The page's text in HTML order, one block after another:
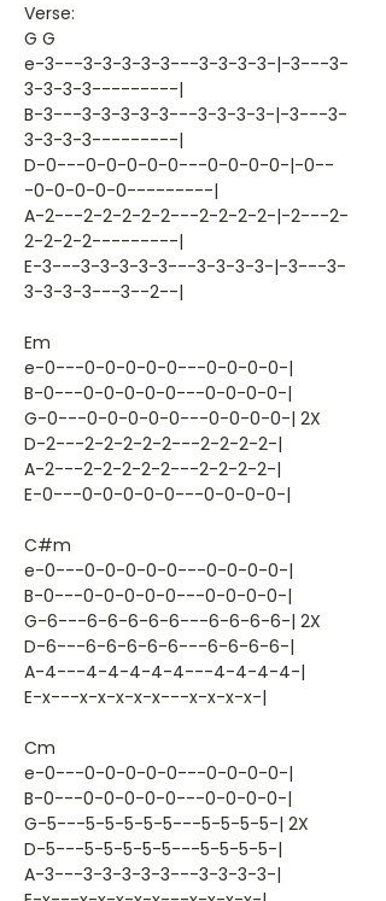
Verse:
G G
e-3---3-3-3-3-3---3-3-3-3-|-3---3-
3-3-3-3---------|
B-3---3-3-3-3-3---3-3-3-3-|-3---3-
3-3-3-3---------|
D-0---0-0-0-0-0---0-0-0-0-|-0--
-0-0-0-0-0---------|
A-2---2-2-2-2-2---2-2-2-2-|-2---2-
2-2-2-2---------|
E-3---3-3-3-3-3---3-3-3-3-|-3---3-
3-3-3-3---3--2--|
Em
e-0---0-0-0-0-0---0-0-0-0-|
B-0---0-0-0-0-0---0-0-0-0-|
G-0---0-0-0-0-0---0-0-0-0-| 2X
D-2---2-2-2-2-2---2-2-2-2-|
A-2---2-2-2-2-2---2-2-2-2-|
E-0---0-0-0-0-0---0-0-0-0-|
C#m
e-0---0-0-0-0-0---0-0-0-0-|
B-0---0-0-0-0-0---0-0-0-0-|
G-6---6-6-6-6-6---6-6-6-6-| 2X
D-6---6-6-6-6-6---6-6-6-6-|
A-4---4-4-4-4-4---4-4-4-4-|
E-x---x-x-x-x-x---x-x-x-x-|
Cm
e-0---0-0-0-0-0---0-0-0-0-|
B-0---0-0-0-0-0---0-0-0-0-|
G-5---5-5-5-5-5---5-5-5-5-| 2X
D-5---5-5-5-5-5---5-5-5-5-|
A-3---3-3-3-3-3---3-3-3-3-|